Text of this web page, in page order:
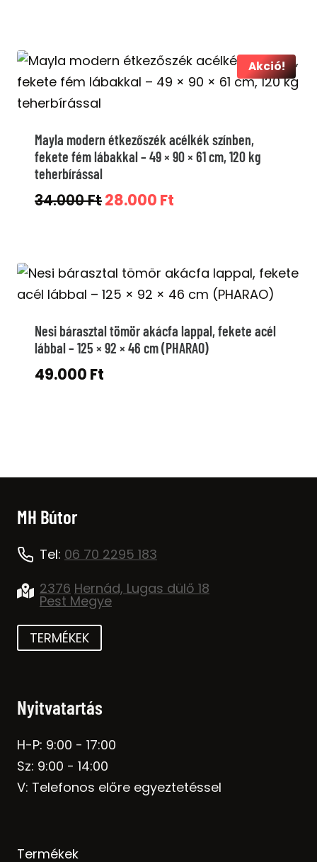
Akció!
Mayla modern étkezőszék acélkék színben,
fekete fém lábakkal – 49 × 90 × 61 cm, 120 kg
teherbírással
34.000FtOriginal
34.000 Ft.
28.000 Ft
28.000 Ft.
Nesi bárasztal tömör akácfa lappal, fekete acél
lábbal – 125 × 92 × 46 cm (PHARAO)
49.000 Ft
MH Bútor
Tel: 06 70 2295 183
2376 Hernád, Lugas dülő 18
Pest Megye
TERMÉKEK
Nyitvatartás
H-P: 9:00 - 17:00
Sz: 9:00 - 14:00
V: Telefonos előre egyeztetéssel
Termékek